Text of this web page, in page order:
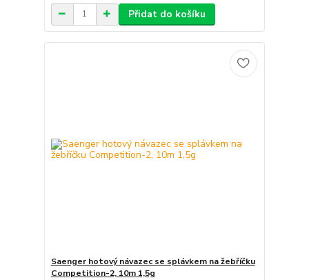
Přidat do košíku
Saenger hotový návazec se splávkem na žebříčku
Competition-2, 10m 1,5g